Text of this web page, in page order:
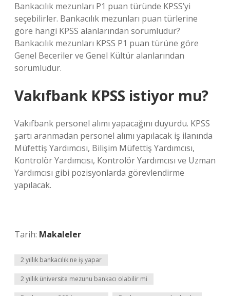
Bankacılık mezunları P1 puan türünde KPSS’yi
seçebilirler. Bankacılık mezunları puan türlerine
göre hangi KPSS alanlarından sorumludur?
Bankacılık mezunları KPSS P1 puan türüne göre
Genel Beceriler ve Genel Kültür alanlarından
sorumludur.
Vakıfbank KPSS istiyor mu?
Vakıfbank personel alımı yapacağını duyurdu. KPSS
şartı aranmadan personel alımı yapılacak iş ilanında
Müfettiş Yardımcısı, Bilişim Müfettiş Yardımcısı,
Kontrolör Yardımcısı, Kontrolör Yardımcısı ve Uzman
Yardımcısı gibi pozisyonlarda görevlendirme
yapılacak.
Tarih: Makaleler
2 yıllık bankacılık ne iş yapar
2 yıllık üniversite mezunu bankacı olabilir mi